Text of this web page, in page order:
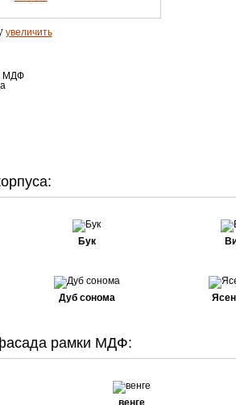
увеличить
МДФ
Бук
Дуб сонома
рамки МДФ:
венге